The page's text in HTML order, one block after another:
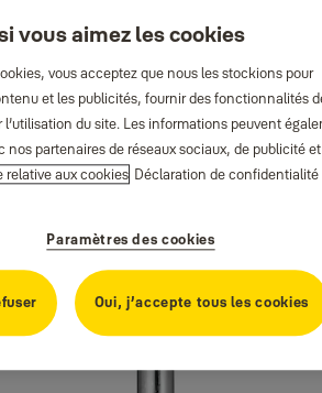
vous aimez les cookies
vous acceptez que nous les stockions pour
et les publicités, fournir des fonctionnalités
l’utilisation du site. Les informations peuvent
nos partenaires de réseaux sociaux, de publicité et
relative aux cookies Déclaration de confidentialité
Paramètres des cookies
Oui, j’accepte tous les cookies